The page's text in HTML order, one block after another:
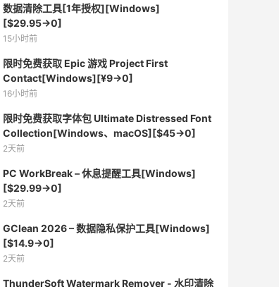
数据清除工具[1年授权][Windows]
[$29.95→0]
15小时前
限时免费获取 Epic 游戏 Project First
Contact[Windows][¥9→0]
16小时前
限时免费获取字体包 Ultimate Distressed Font
Collection[Windows、macOS][$45→0]
2天前
PC WorkBreak – 休息提醒工具[Windows]
[$29.99→0]
2天前
GClean 2026 – 数据隐私保护工具[Windows]
[$14.9→0]
2天前
ThunderSoft Watermark Remover - 水印清除